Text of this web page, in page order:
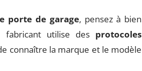
porte de garage, pensez à bien
fabricant utilise des protocoles
connaître la marque et le modèle